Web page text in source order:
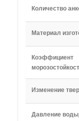
Количество
Материал
Коэффициент
Изменение
Давление